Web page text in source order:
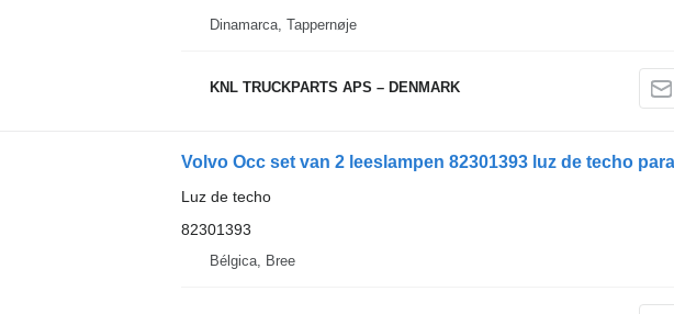
Dinamarca, Tappernøje
KNL TRUCKPARTS APS – DENMARK
Volvo Occ set van 2 leeslampen 82301393 luz de techo
Luz de techo
82301393
Bélgica, Bree